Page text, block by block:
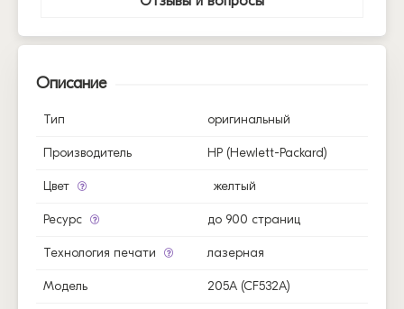
Описание
Тип оригинальный
Производитель HP (Hewlett-Packard)
Цвет желтый
Ресурс до 900 страниц
Технология печати лазерная
Модель 205A (CF532A)